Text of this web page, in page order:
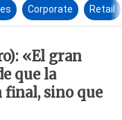
Corporate Retail
«El gran
que la
sino que